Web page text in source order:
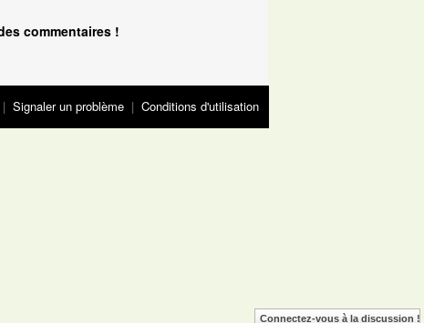
commentaires !
| Signaler un problème | Conditions d'utilisation
Connectez-vous à la discussion !